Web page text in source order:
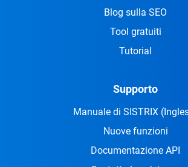
Blog sulla SEO
Tool gratuiti
Tutorial
Supporto
Manuale di SISTRIX
Nuove funzioni
Documentazione API